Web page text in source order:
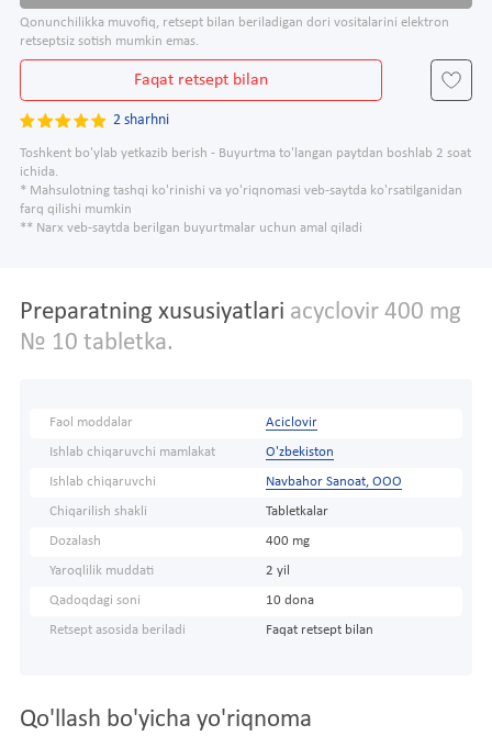
Qonunchilikka muvofiq, retsept bilan beriladigan dori vositalarini elektron
retseptsiz sotish mumkin emas.
Faqat retsept bilan
2 sharhni
Toshkent bo'ylab yetkazib berish - Buyurtma to'langan paytdan boshlab 2 soat
ichida.
* Mahsulotning tashqi ko'rinishi va yo'riqnomasi veb-saytda ko'rsatilganidan
farq qilishi mumkin
** Narx veb-saytda berilgan buyurtmalar uchun amal qiladi
Preparatning xususiyatlari acyclovir 400 mg
№ 10 tabletka.
Faol moddalar Aciclovir
Ishlab chiqaruvchi mamlakat O'zbekiston
Ishlab chiqaruvchi Navbahor Sanoat, ООО
Chiqarilish shakli Tabletkalar
Dozalash 400 mg
Yaroqlilik muddati 2 yil
Qadoqdagi soni 10 dona
Retsept asosida beriladi Faqat retsept bilan
Qo'llash bo'yicha yo'riqnoma